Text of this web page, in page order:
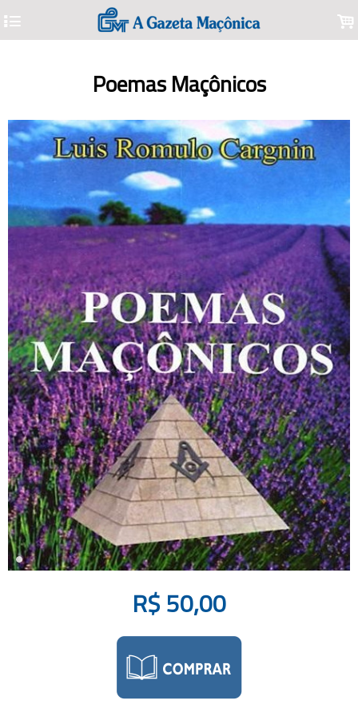
4 .
Poemas Maçônicos
R$50,00